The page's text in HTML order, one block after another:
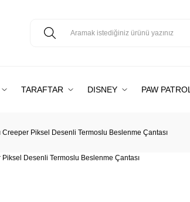
TARAFTAR DISNEY PAW PATROL
Creeper Piksel Desenli Termoslu Beslenme Çantası